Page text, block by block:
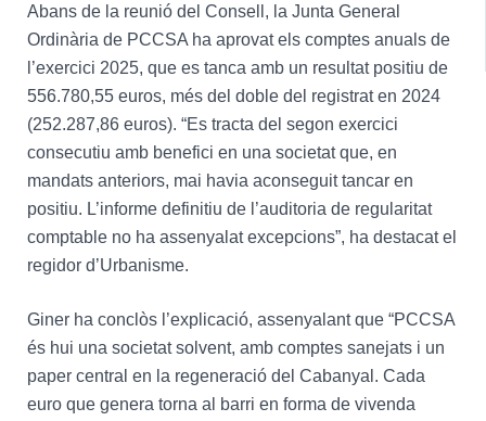
Abans de la reunió del Consell, la Junta General
Ordinària de PCCSA ha aprovat els comptes anuals de
l’exercici 2025, que es tanca amb un resultat positiu de
556.780,55 euros, més del doble del registrat en 2024
(252.287,86 euros). “Es tracta del segon exercici
consecutiu amb benefici en una societat que, en
mandats anteriors, mai havia aconseguit tancar en
positiu. L’informe definitiu de l’auditoria de regularitat
comptable no ha assenyalat excepcions”, ha destacat el
regidor d’Urbanisme.
Giner ha conclòs l’explicació, assenyalant que “PCCSA
és hui una societat solvent, amb comptes sanejats i un
paper central en la regeneració del Cabanyal. Cada
euro que genera torna al barri en forma de vivenda